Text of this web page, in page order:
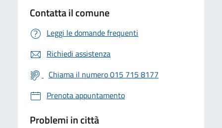
Contatta il comune
Leggi le domande frequenti
Richiedi assistenza
Chiama il numero 015 715 8177
Prenota appuntamento
Problemi in città